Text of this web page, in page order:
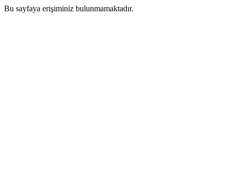
Bu sayfaya erişiminiz bulunmamaktadır.